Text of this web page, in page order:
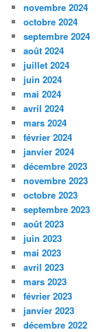
novembre 2024
octobre 2024
septembre 2024
août 2024
juillet 2024
juin 2024
mai 2024
avril 2024
mars 2024
février 2024
janvier 2024
décembre 2023
novembre 2023
octobre 2023
septembre 2023
août 2023
juin 2023
mai 2023
avril 2023
mars 2023
février 2023
janvier 2023
décembre 2022